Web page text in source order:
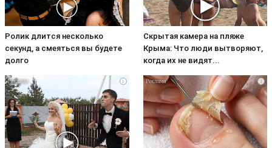
Ролик длится несколько
секунд, а смеяться вы будете
долго
Скрытая камера на пляже
Крыма: Что люди вытворяют,
когда их не видят...
i i